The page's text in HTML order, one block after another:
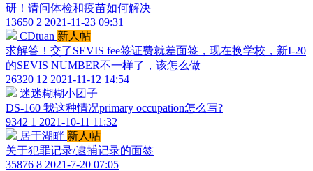
研！请问体检和疫苗如何解决
13650 2 2021-11-23 09:31
CDtuan 新人帖
求解答！交了SEVIS fee签证费就差面签，现在换学校，新I-20
的SEVIS NUMBER不一样了，该怎么做
26320 12 2021-11-12 14:54
迷迷糊糊小团子
DS-160 我这种情况primary occupation怎么写?
9342 1 2021-10-11 11:32
居于湖畔 新人帖
关于犯罪记录/逮捕记录的面签
35876 8 2021-7-20 07:05